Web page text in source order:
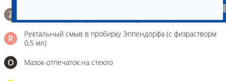
Z
формалина. До 10 фрагментов с одной локации.
R
Ректальный смыв в пробирку Эппендорфа (с физрастворм
0,5 мл)
О Мазок-отпечаток на стекло